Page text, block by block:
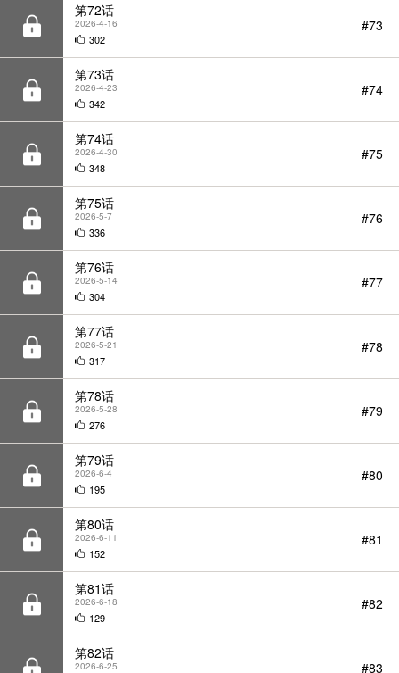
第73话
2026-4-23
342
#74
第74话
2026-4-30
348
#75
第75话
2026-5-7
336
#76
第76话
2026-5-14
304
#77
第77话
2026-5-21
317
#78
第78话
2026-5-28
276
#79
第79话
2026-6-4
195
#80
第80话
2026-6-11
152
#81
第81话
2026-6-18
129
#82
第82话
2026-6-25
147
#83
第83话
2026-7-2